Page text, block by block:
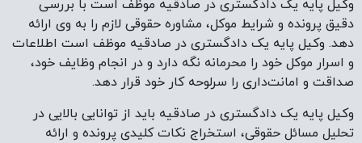
موکل به دست آورد. وکیل پایه یک دادگستری در صادقیه
میتواند مواردی مانند: تنظیم و تقدیم لوایح و دادخواست‌ها،
شرکت در جلسات رسیدگی، ارائه توضیحات و دفاعیات لازم،
پیگیری پرونده و انجام سایر اقدامات قانونی تا حصول نتیجه
نهایی، را بجای موکل خود انجام دهد.
وکیل دیوان عدالت اداری در صادقیه